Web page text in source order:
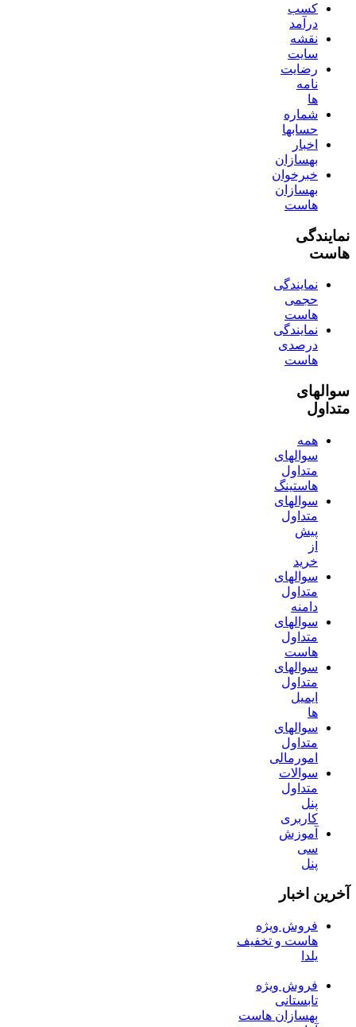
کسب
درآمد
نقشه
سایت
رضایت
نامه
ها
شماره
حسابها
اخبار
بهسازان
خبرخوان
بهسازان
هاست
نمایندگی
هاست
نمایندگی
حجمی
هاست
نمایندگی
درصدی
هاست
سوالهای
متداول
همه
سوالهای
متداول
هاستینگ
سوالهای
متداول
پیش
از
خرید
سوالهای
متداول
دامنه
سوالهای
متداول
هاست
سوالهای
متداول
ایمیل
ها
سوالهای
متداول
امورمالی
سوالات
متداول
پنل
کاربری
آموزش
سی
پنل
آخرین اخبار
فروش ویژه
هاست و تخفیف
یلدا
فروش ویژه
تابستانی
بهسازان هاست